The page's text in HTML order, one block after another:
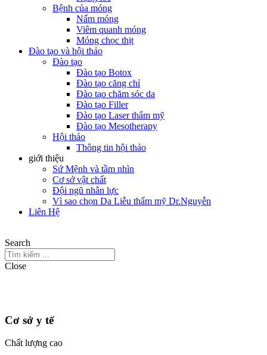
Bệnh của móng
Nấm móng
Viêm quanh móng
Móng chọc thịt
Đào tạo và hội thảo
Đào tạo
Đào tạo Botox
Đào tạo căng chỉ
Đào tạo chăm sóc da
Đào tạo Filler
Đào tạo Laser thẩm mỹ
Đào tạo Mesotherapy
Hội thảo
Thông tin hội thảo
giới thiệu
Sứ Mệnh và tầm nhìn
Cơ sở vật chất
Đội ngũ nhân lực
Vì sao chọn Da Liễu thẩm mỹ Dr.Nguyễn
Liên Hệ
Search
Close
Cơ sở y tế
Chất lượng cao